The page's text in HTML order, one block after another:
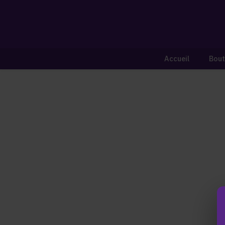
Accueil